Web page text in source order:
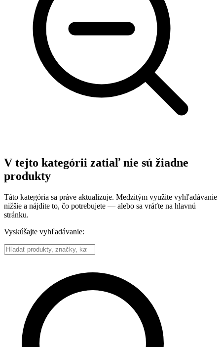
V tejto kategórii zatiaľ nie sú žiadne
produkty
Táto kategória sa práve aktualizuje. Medzitým využite vyhľadávanie
nižšie a nájdite to, čo potrebujete — alebo sa vráťte na hlavnú
stránku.
Vyskúšajte vyhľadávanie: